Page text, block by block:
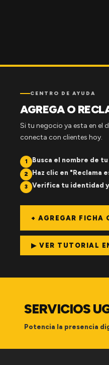
CENTRO DE AYUDA
AGREGA O
Si tu negocio ya esta en el
conecta con clientes hoy.
1 Busca el nombre de
2 Haz clic en "Reclama
3 Verifica tu identidad
+ AGREGAR FICHA
▶ VER TUTORIAL
SERVICIOS
Potencia la presencia